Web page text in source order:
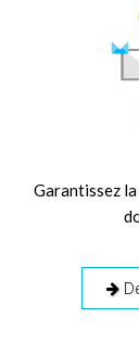
Garantissez